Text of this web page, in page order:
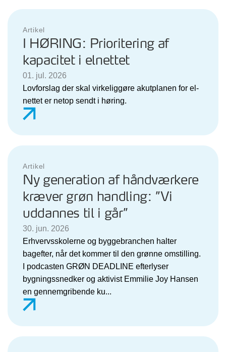
Artikel
I HØRING: Prioritering af
kapacitet i elnettet
01. jul. 2026
Lovforslag der skal virkeliggøre akutplanen for el-
nettet er netop sendt i høring.
Artikel
Ny generation af håndværkere
kræver grøn handling: ”Vi
uddannes til i går”
30. jun. 2026
Erhvervsskolerne og byggebranchen halter
bagefter, når det kommer til den grønne omstilling.
I podcasten GRØN DEADLINE efterlyser
bygningssnedker og aktivist Emmilie Joy Hansen
en gennemgribende ku...